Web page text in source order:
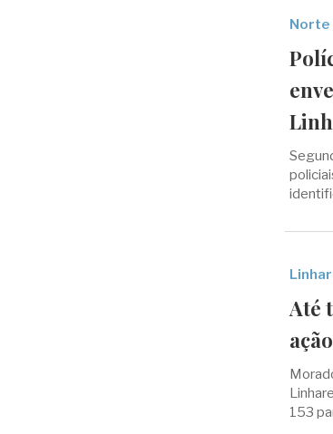
Norte
Até
153